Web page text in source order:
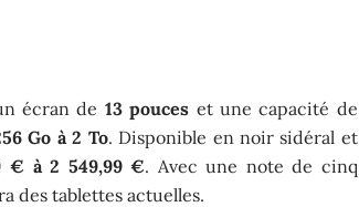
écran de 13 pouces et une capacité de
Go à 2 To. Disponible en noir sidéral et
€ à 2 549,99 €. Avec une note de cinq
des tablettes actuelles.